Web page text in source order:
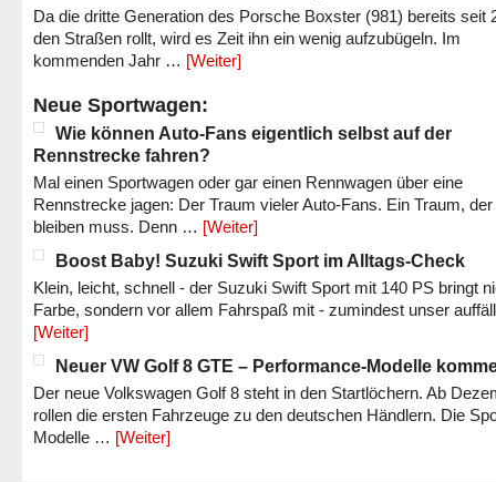
Da die dritte Generation des Porsche Boxster (981) bereits seit
den Straßen rollt, wird es Zeit ihn ein wenig aufzubügeln. Im
kommenden Jahr … [Weiter]
Neue Sportwagen:
Wie können Auto-Fans eigentlich selbst auf der
Rennstrecke fahren?
Mal einen Sportwagen oder gar einen Rennwagen über eine
Rennstrecke jagen: Der Traum vieler Auto-Fans. Ein Traum,
bleiben muss. Denn … [Weiter]
Boost Baby! Suzuki Swift Sport im Alltags-Check
Klein, leicht, schnell - der Suzuki Swift Sport mit 140 PS bringt
Farbe, sondern vor allem Fahrspaß mit - zumindest unser
[Weiter]
Neuer VW Golf 8 GTE – Performance-Modelle
Der neue Volkswagen Golf 8 steht in den Startlöchern. Ab
rollen die ersten Fahrzeuge zu den deutschen Händlern. Die
Modelle … [Weiter]